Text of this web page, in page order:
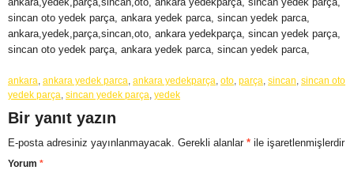
sincan oto yedek parça, ankara yedek parca, sincan yedek parca,
ankara,yedek,parça,sincan,oto, ankara yedekparça, sincan yedek parça,
sincan oto yedek parça, ankara yedek parca, sincan yedek parca,
ankara, ankara yedek parca, ankara yedekparça, oto, parça, sincan, sincan oto
yedek parça, sincan yedek parça, yedek
Bir yanıt yazın
E-posta adresiniz yayınlanmayacak. Gerekli alanlar * ile işaretlenmişlerdir
Yorum *